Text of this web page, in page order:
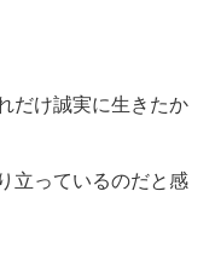
だけ誠実に生きたか
立っているのだと感